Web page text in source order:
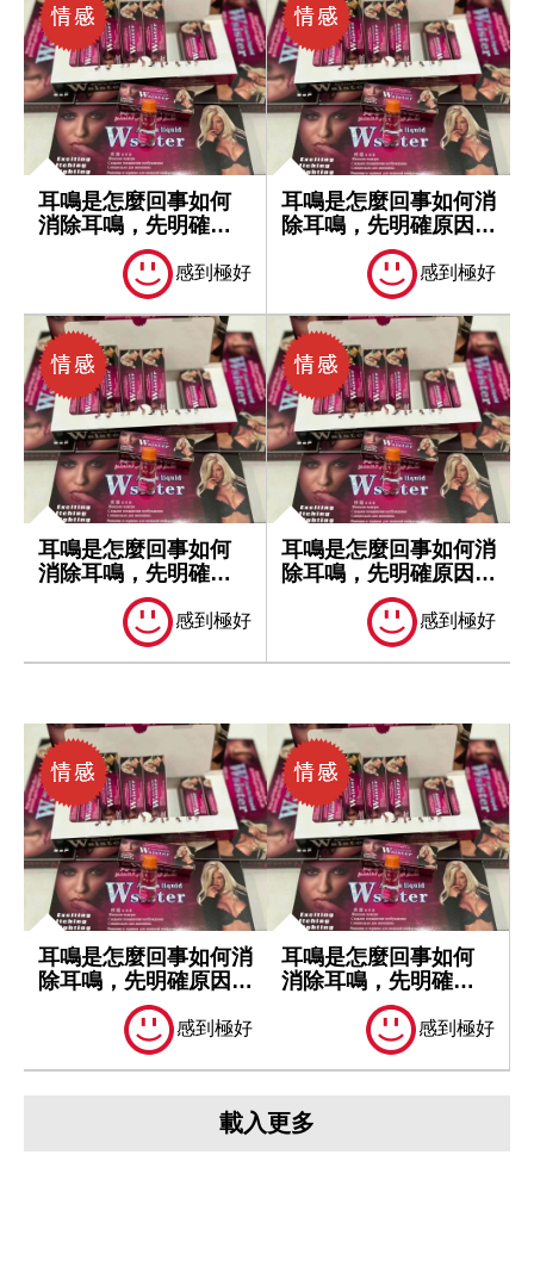
耳鳴是怎麼回事如何
消除耳鳴，先明確原
感到極好
耳鳴是怎麼回事如何消
除耳鳴，先明確原因再
感到極好
耳鳴是怎麼回事如何
消除耳鳴，先明確原
感到極好
耳鳴是怎麼回事如何消
除耳鳴，先明確原因再
感到極好
耳鳴是怎麼回事如何消
除耳鳴，先明確原因再
感到極好
耳鳴是怎麼回事如何
消除耳鳴，先明確原
感到極好
載入更多